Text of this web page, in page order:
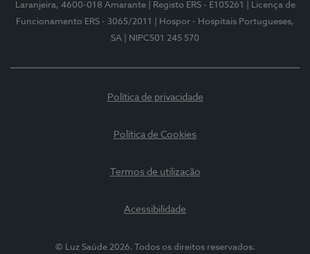
Laranjeira, 4600-018 Amarante
| Registo ERS - E105261
| Licença de
Funcionamento ERS - 3065/2011
| Hospor - Hospitais Portugueses,
SA
| NIPC501 245 570
Política de privacidade
Política de Cookies
Termos de utilização
Acessibilidade
© Luz Saúde 2026. Todos os direitos reservados.